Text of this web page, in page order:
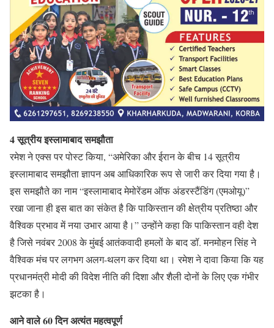
4 सूत्रीय इस्लामाबाद समझौता
रमेश ने एक्स पर पोस्ट किया, “अमेरिका और ईरान के बीच 14 सूत्रीय
इस्लामाबाद समझौता ज्ञापन अब आधिकारिक रूप से जारी कर दिया गया है।
इस समझौते का नाम “इस्लामाबाद मेमोरेंडम ऑफ अंडरस्टैंडिंग (एमओयू)”
रखा जाना ही इस बात का संकेत है कि पाकिस्तान की क्षेत्रीय प्रतिष्ठा और
वैश्विक प्रभाव में नया उभार आया है।” उन्होंने कहा कि पाकिस्तान वही देश
है जिसे नवंबर 2008 के मुंबई आतंकवादी हमलों के बाद डॉ. मनमोहन सिंह ने
वैश्विक मंच पर लगभग अलग-थलग कर दिया था। रमेश ने दावा किया कि यह
प्रधानमंत्री मोदी की विदेश नीति की दिशा और शैली दोनों के लिए एक गंभीर
झटका है।
आने वाले 60 दिन अत्यंत महत्वपूर्ण